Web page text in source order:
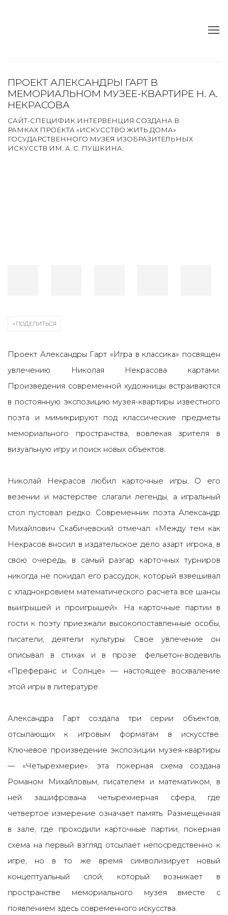
ПРОЕКТ АЛЕКСАНДРЫ ГАРТ В
МЕМОРИАЛЬНОМ МУЗЕЕ-КВАРТИРЕ Н. А.
НЕКРАСОВА
САЙТ-СПЕЦИФИК ИНТЕРВЕНЦИЯ СОЗДАНА В
РАМКАХ ПРОЕКТА «ИСКУССТВО ЖИТЬ ДОМА»
ГОСУДАРСТВЕННОГО МУЗЕЯ ИЗОБРАЗИТЕЛЬНЫХ
ИСКУССТВ ИМ. А. С. ПУШКИНА.
ПОДЕЛИТЬСЯ
Проект Александры Гарт «Игра в классика» посвящен
увлечению Николая Некрасова картами.
Произведения современной художницы встраиваются
в постоянную экспозицию музея-квартиры известного
поэта и мимикрируют под классические предметы
мемориального пространства, вовлекая зрителя в
визуальную игру и поиск новых объектов.
Николай Некрасов любил карточные игры. О его
везении и мастерстве слагали легенды, а игральный
стол пустовал редко. Современник поэта Александр
Михайлович Скабичевский отмечал: «Между тем как
Некрасов вносил в издательское дело азарт игрока, в
свою очередь, в самый разгар карточных турниров
никогда не покидал его рассудок, который взвешивал
с хладнокровием математического расчета все шансы
выигрышей и проигрышей». На карточные партии в
гости к поэту приезжали высокопоставленные особы,
писатели, деятели культуры. Свое увлечение он
описывал в стихах и в прозе: фельетон-водевиль
«Преферанс и Солнце» — настоящее восхваление
этой игры в литературе.
Александра Гарт создала три серии объектов,
отсылающих к игровым форматам в искусстве.
Ключевое произведение экспозиции музея-квартиры
— «Четырехмерие»: эта покерная схема создана
Романом Михайловым, писателем и математиком, в
ней зашифрована четырехмерная сфера, где
четвертое измерение означает память. Размещенная
в зале, где проходили карточные партии, покерная
схема на первый взгляд отсылает непосредственно к
игре, но в то же время символизирует новый
концептуальный слой, который возникает в
пространстве мемориального музея вместе с
появлением здесь современного искусства.